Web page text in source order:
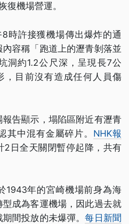
復機場營運。
時許接獲機場傳出爆炸的通
容稱「跑道上的瀝青剝落並
洞約1.2公尺深，呈現長7公
，目前沒有造成任何人員傷
告顯示，塌陷區附近有瀝青
其中混有金屬碎片。 NHK報
2日全天關閉暫停起降，共有
1943年的宮崎機場前身為海
成為客運機場，因此過去就
間投放的未爆彈。每日新聞